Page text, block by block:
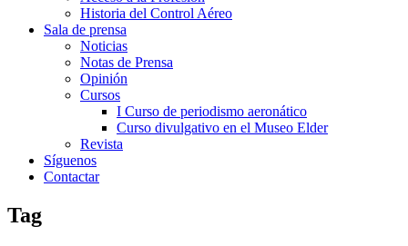
Historia del Control Aéreo
Sala de prensa
Noticias
Notas de Prensa
Opinión
Cursos
I Curso de periodismo aeronático
Curso divulgativo en el Museo Elder
Revista
Síguenos
Contactar
Tag